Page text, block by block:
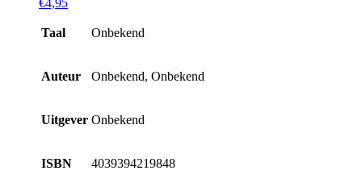
€4,95
Taal Onbekend
Auteur Onbekend, Onbekend
Uitgever Onbekend
ISBN 4039394219848